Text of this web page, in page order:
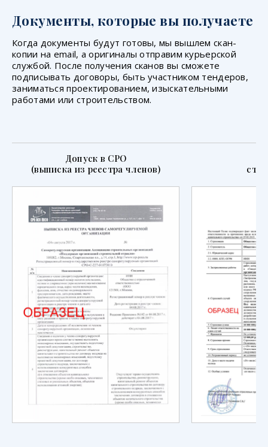
Документы, которые вы получаете
Когда документы будут готовы, мы вышлем скан-
копии на email, а оригиналы отправим курьерской
службой. После получения сканов вы сможете
подписывать договоры, быть участником тендеров,
заниматься проектированием, изыскательными
работами или строительством.
Допуск в СРО
(выписка из реестра членов)